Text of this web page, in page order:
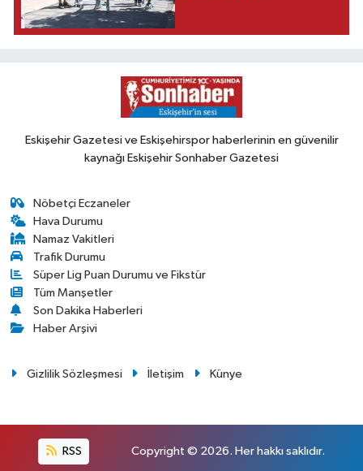
Eskişehir Gazetesi ve Eskişehirspor haberlerinin en güvenilir
kaynağı Eskişehir Sonhaber Gazetesi
Nöbetçi Eczaneler
Hava Durumu
Namaz Vakitleri
Trafik Durumu
Süper Lig Puan Durumu ve Fikstür
Tüm Manşetler
Son Dakika Haberleri
Haber Arşivi
Gizlilik Sözleşmesi İletişim Künye
RSS Copyright © 2026. Her hakkı saklıdır.